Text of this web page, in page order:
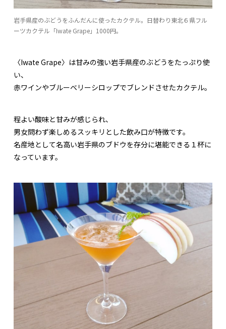
岩手県産のぶどうをふんだんに使ったカクテル。日替わり東北６県フル
ーツカクテル「Iwate Grape」1000円。
〈Iwate Grape〉は甘みの強い岩手県産のぶどうをたっぷり使
い、
赤ワインやブルーベリーシロップでブレンドさせたカクテル。
程よい酸味と甘みが感じられ、
男女問わず楽しめるスッキリとした飲み口が特徴です。
名産地として名高い岩手県のブドウを存分に堪能できる１杯に
なっています。